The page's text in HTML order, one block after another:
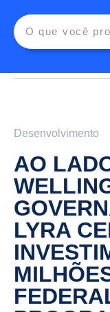
Desenvolvimento
AO
LYRA